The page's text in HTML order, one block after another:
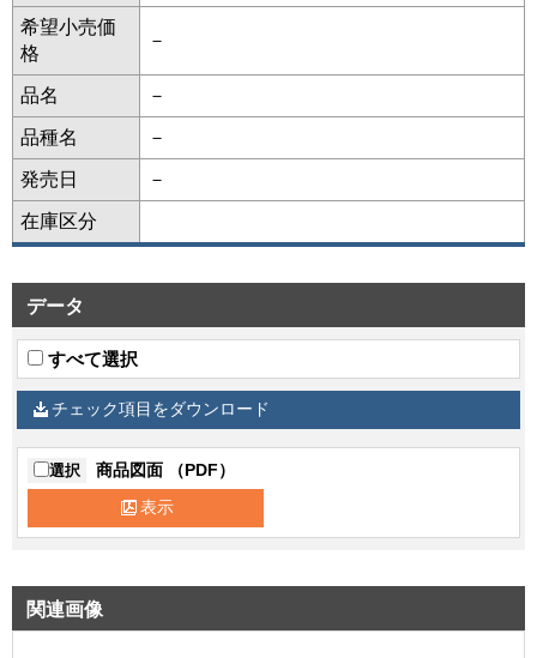
希望小売価
格
－
品名 －
品種名 －
発売日 －
在庫区分
データ
すべて選択
チェック項目をダウンロード
選択 商品図面 （PDF）
表示
関連画像